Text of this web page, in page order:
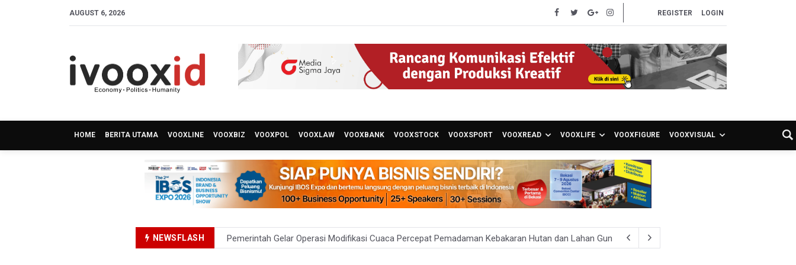
AUGUST 6, 2026 REGISTER LOGIN
HOME BERITA UTAMA VOOXLINE VOOXBIZ VOOXPOL VOOXLAW VOOXBANK VOOXSTOCK VOOXSPORT VOOXREAD VOOXLIFE VOOXFIGURE VOOXVISUAL
NEWSFLASH
Pemerintah Gelar Operasi Modifikasi Cuaca Percepat Pemadaman Kebakaran Hutan dan Lahan Gunung Bromo